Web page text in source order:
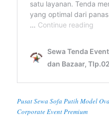
Pusat Sewa Sofa Putih Model
Corporate Event Premium